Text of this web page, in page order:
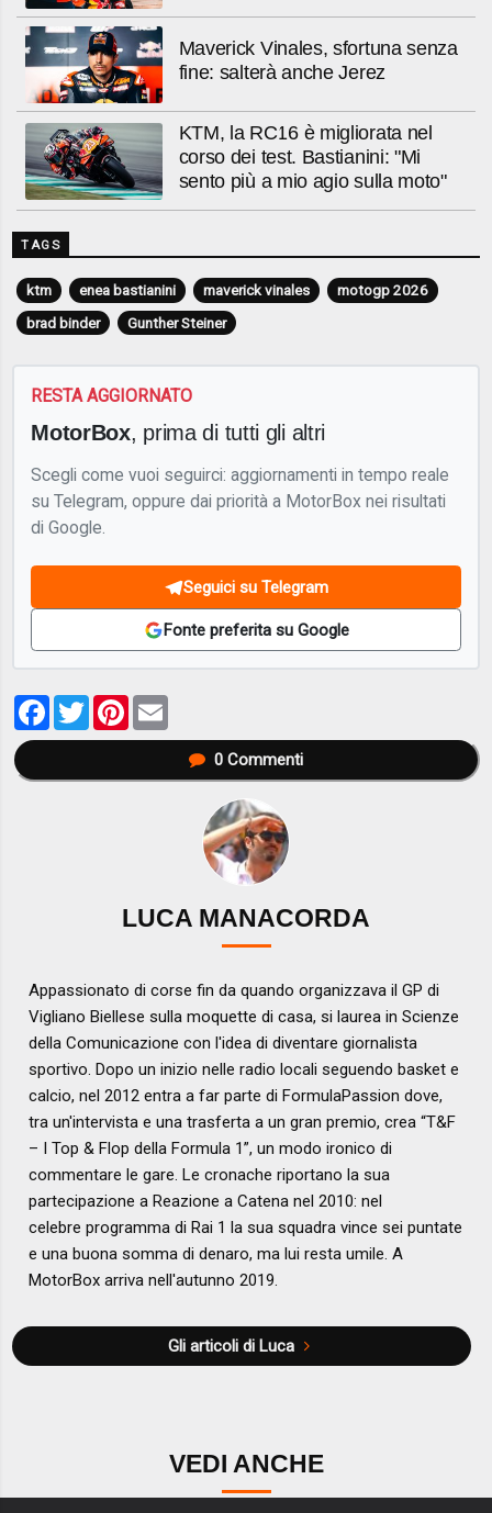
Maverick Vinales, sfortuna senza
fine: salterà anche Jerez
KTM, la RC16 è migliorata nel
corso dei test. Bastianini: "Mi
sento più a mio agio sulla moto"
TAGS
ktm enea bastianini maverick vinales
motogp 2026
brad binder
Gunther Steiner
RESTA AGGIORNATO
MotorBox, prima di tutti gli altri
Scegli come vuoi seguirci: aggiornamenti in tempo reale
su Telegram, oppure dai priorità a MotorBox nei risultati
di Google.
Seguici su Telegram
Fonte preferita su Google
Facebook
TwitterPinterest
0Commenti
LUCA MANACORDA
Appassionato di corse fin da quando organizzava il GP di
Vigliano Biellese sulla moquette di casa, si laurea in Scienze
della Comunicazione con l'idea di diventare giornalista
sportivo. Dopo un inizio nelle radio locali seguendo basket e
calcio, nel 2012 entra a far parte di FormulaPassion dove,
tra un'intervista e una trasferta a un gran premio, crea “T&F
– I Top & Flop della Formula 1”, un modo ironico di
commentare le gare. Le cronache riportano la sua
partecipazione a Reazione a Catena nel 2010: nel
celebre programma di Rai 1 la sua squadra vince sei puntate
e una buona somma di denaro, ma lui resta umile. A
MotorBox arriva nell'autunno 2019.
Gli articoli di Luca
VEDI ANCHE